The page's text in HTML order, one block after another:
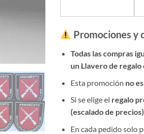
Promociones y
Todas las compras
un Llavero de
Esta promoción no
Si se elige el regalo
(escalado de
En cada pedido solo